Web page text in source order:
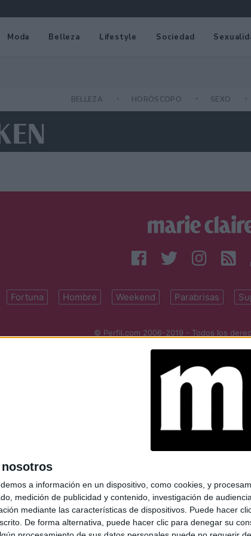
a información en un dispositivo, como cookies, y
medición de publicidad y contenido, investigación de
mediante las características de dispositivos. Puede hacer
De forma alternativa, puede hacer clic para denegar su
Moda Belleza Lifestyle Sociedad
BELLEZA HORÓSCOPO SEXO
Fortuna Hombre Weekend Parabrisas
© Perfil.com 2006-2019 - Todos los
perfilcom@perfil.com| Propietario: